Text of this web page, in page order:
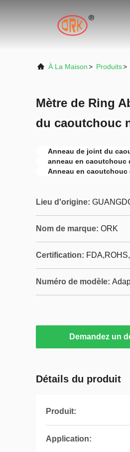
À La Maison> Produits>
Mètre de Ring
du caoutchouc
Anneau de joint du
anneau en caoutchouc
Anneau en caoutchouc
Lieu d'origine:
Nom de marque: ORK
Certification:
Numéro de modèle:
Demandez un
Détails du produit
Produit:
Application: